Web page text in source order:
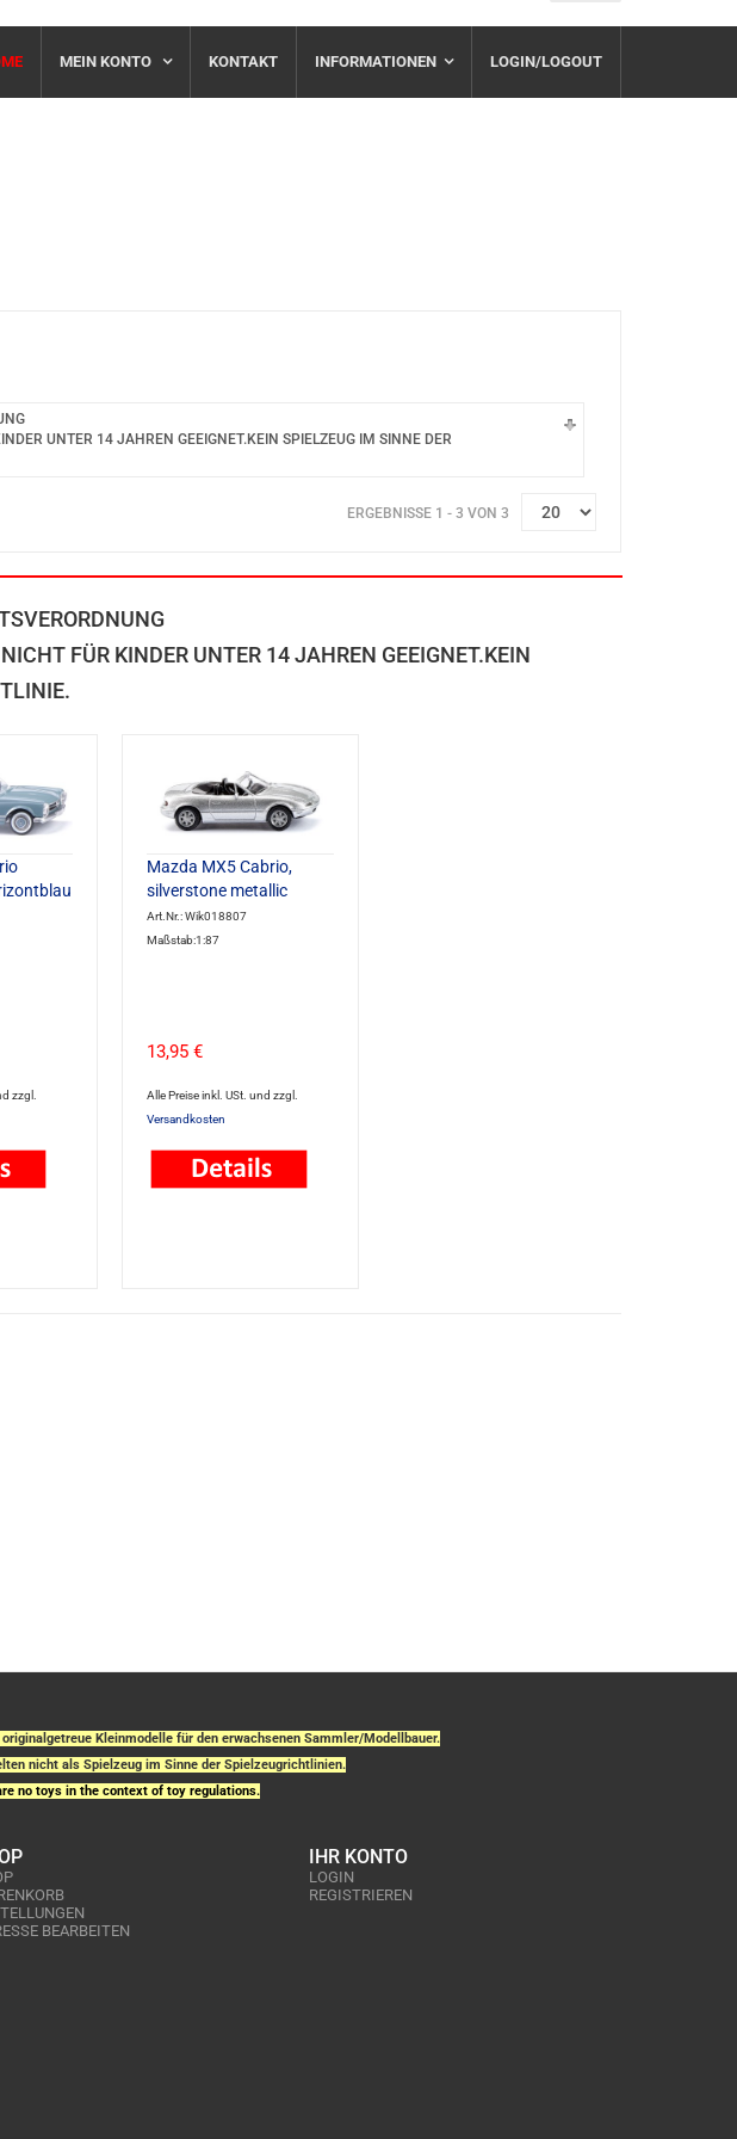
MEIN KONTO KONTAKT INFORMATIONEN LOGIN/LOGOUT
UNTER 14 JAHREN GEEIGNET.KEIN SPIELZEUG IM SINNE DER
ERGEBNISSE 1 - 3 VON 3
FÜR KINDER UNTER 14 JAHREN GEEIGNET.KEIN
zzgl.
Mazda MX5 Cabrio,
silverstone metallic
Art.Nr.: Wik018807
Maßstab:1:87
13,95 €
Alle Preise inkl. USt. und zzgl.
Versandkosten
Kleinmodelle für den erwachsenen Sammler/Modellbauer.
nicht als Spielzeug im Sinne der Spielzeugrichtlinien.
no toys in the context of toy regulations.
BEARBEITEN
IHR KONTO
LOGIN
REGISTRIEREN